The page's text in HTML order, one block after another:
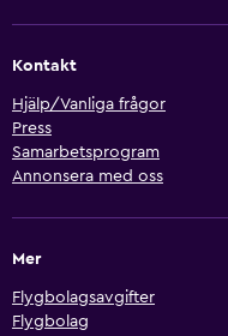
Kontakt
Hjälp/Vanliga frågor
Press
Samarbetsprogram
Annonsera med oss
Mer
Flygbolagsavgifter
Flygbolag